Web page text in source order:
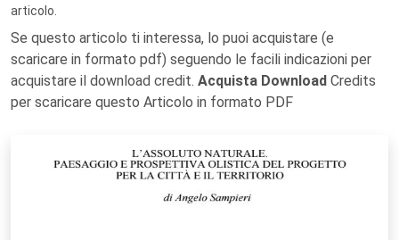
articolo.
Se questo articolo ti interessa, lo puoi acquistare (e
scaricare in formato pdf) seguendo le facili indicazioni per
acquistare il download credit. Acquista Download Credits
per scaricare questo Articolo in formato PDF